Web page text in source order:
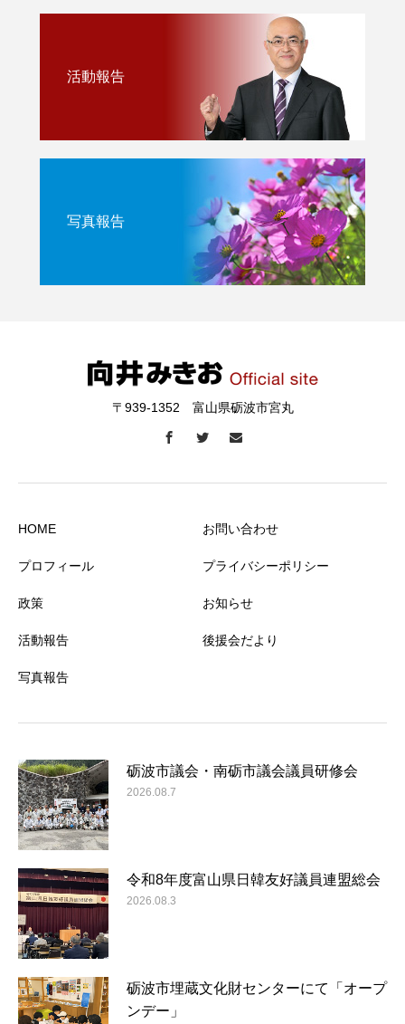
活動報告
写真報告
〒939-1352 富山県砺波市宮丸
HOME
プロフィール
政策
活動報告
写真報告
お問い合わせ
プライバシーポリシー
お知らせ
後援会だより
砺波市議会・南砺市議会議員研修会
2026.08.7
令和8年度富山県日韓友好議員連盟総会
2026.08.3
砺波市埋蔵文化財センターにて「オープ
ンデー」